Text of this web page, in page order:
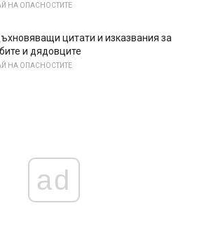
НА ОПАСНОСТИТЕ
цитати и изказвания за
и дядовците
НА ОПАСНОСТИТЕ
ad